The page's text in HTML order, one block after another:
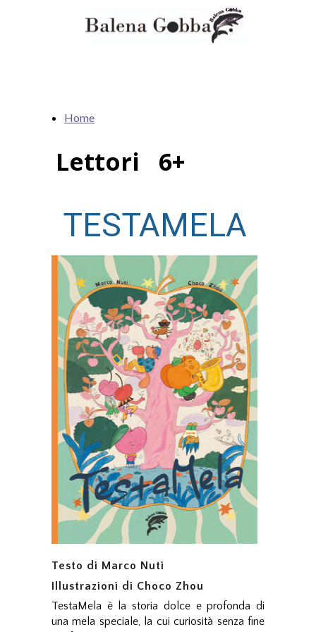
Home
Lettori 6+
TESTAMELA
Testo di Marco Nuti
Illustrazioni di Choco Zhou
TestaMela è la storia dolce e profonda di
una mela speciale, la cui curiosità senza fine